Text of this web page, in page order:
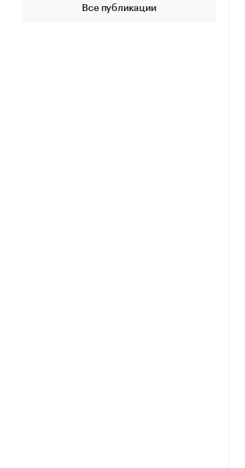
Все публикации